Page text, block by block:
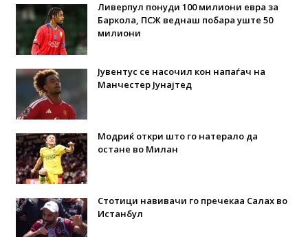
Ливерпул понуди 100 милиони евра за
Баркола, ПСЖ веднаш побара уште 50
милиони
Јувентус се насочил кон напаѓач на
Манчестер Јунајтед
Модриќ откри што го натерало да
остане во Милан
Стотици навивачи го пречекаа Салах во
Истанбул